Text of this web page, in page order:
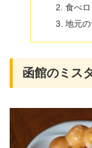
食べ
地元
函館のミス